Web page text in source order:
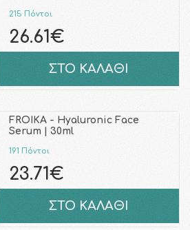
215 Πόντοι
26.61€
ΣΤΟ ΚΑΛΑΘΙ
FROIKA - Hyaluronic Face
Serum | 30ml
191 Πόντοι
23.71€
ΣΤΟ ΚΑΛΑΘΙ